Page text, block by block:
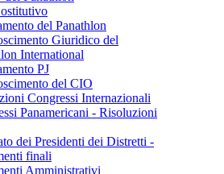
del Panathlon
Giuridico del
International
PJ
del CIO
Congressi Internazionali
Panamericani - Risoluzioni
dei Presidenti dei Distretti -
finali
Amministrativi